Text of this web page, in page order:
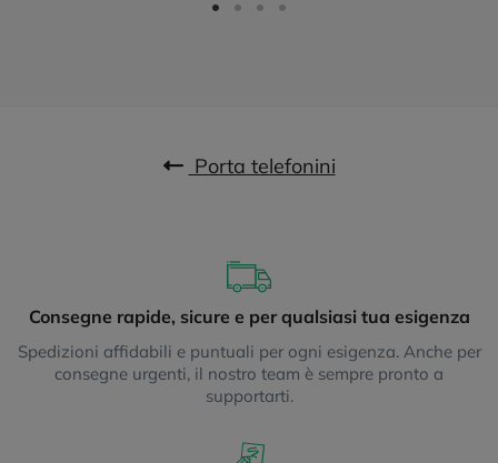
Porta telefonini
Consegne rapide, sicure e per qualsiasi tua esigenza
Spedizioni affidabili e puntuali per ogni esigenza. Anche per
consegne urgenti, il nostro team è sempre pronto a
supportarti.